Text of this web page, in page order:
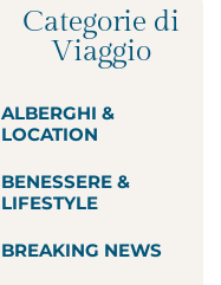
Categorie di
Viaggio
ALBERGHI &
LOCATION
BENESSERE &
LIFESTYLE
BREAKING NEWS